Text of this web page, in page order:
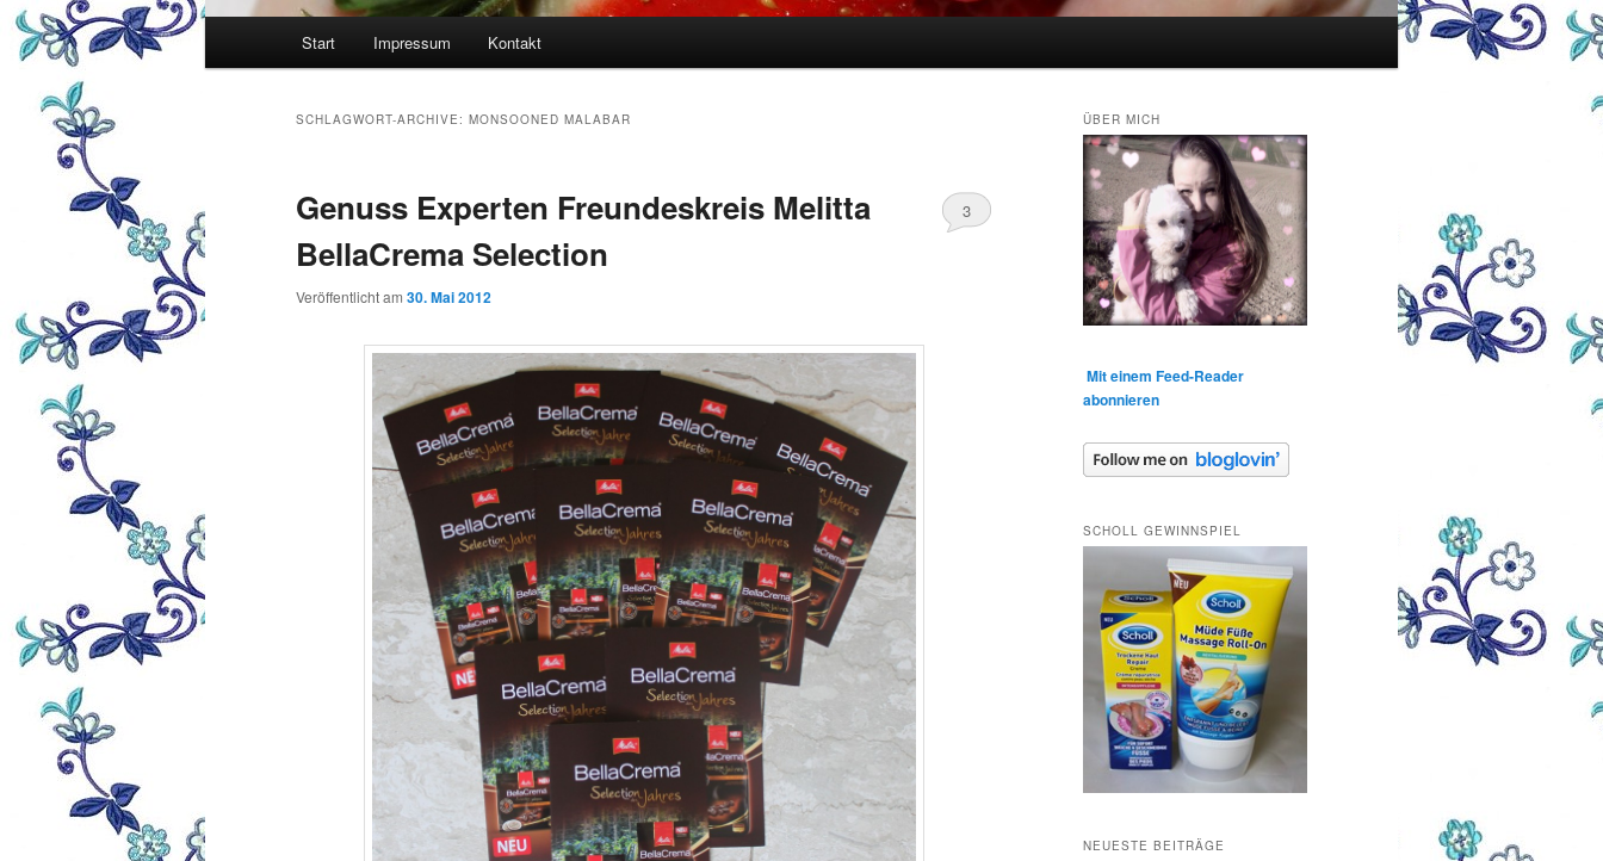
Start Impressum Kontakt
SCHLAGWORT-ARCHIVE: MONSOONED MALABAR
Genuss Experten Freundeskreis Melitta
BellaCrema Selection
Veröffentlicht am 30. Mai 2012
3
ÜBER MICH
Mit einem Feed-Reader
abonnieren
SCHOLL GEWINNSPIEL
NEUESTE BEITRÄGE